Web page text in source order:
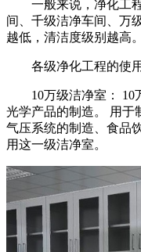
一般来说，净化工程
间、千级洁净车间、万
越低，清洁度级别越高。
各级净化工程的使用
10万级洁净室： 10
光学产品的制造。 用于
气压系统的制造、食品
用这一级洁净室。